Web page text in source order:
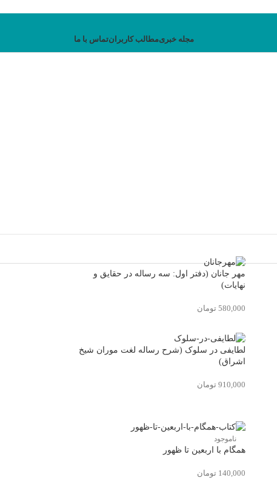
مجله خبریمطالب کاربرانتماس با ما
مهر جانان (دفتر اول: سه رساله در حقایق و
نهایات)
580,000 تومان
لطایفی در سلوک (شرح رساله لغت موران شیخ
اشراق)
910,000 تومان
ناموجود
همگام با اربعین تا ظهور
140,000 تومان